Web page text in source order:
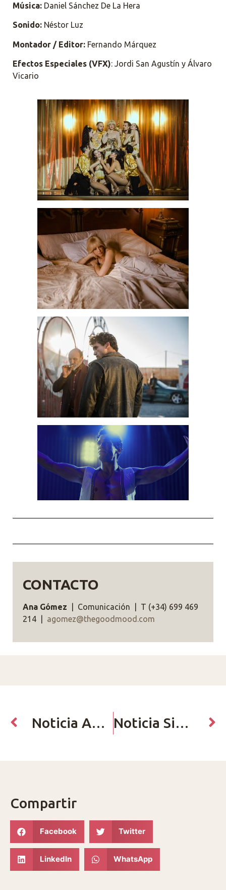
Música: Daniel Sánchez De La Hera
Sonido: Néstor Luz
Montador / Editor: Fernando Márquez
Efectos Especiales (VFX): Jordi San Agustín y Álvaro
Vicario
CONTACTO
Ana Gómez
| Comunicación | T (+34) 699 469
214 | agomez@thegoodmood.com
Noticia Anterior Noticia Siguiente
Compartir
Facebook Twitter
LinkedIn WhatsApp